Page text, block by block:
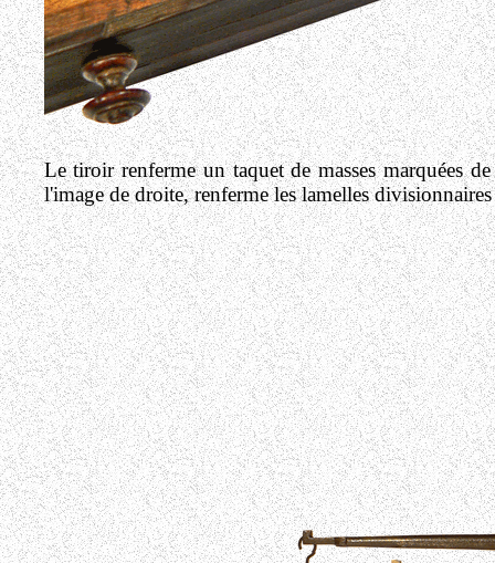
Le tiroir renferme un taquet de masses marquées
l'image de droite, renferme les lamelles